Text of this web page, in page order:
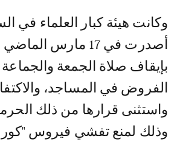
وكانت هيئة كبار العلماء في
أصدرت في 17 مارس
بإيقاف صلاة الجمعة
الفروض في المساجد،
واستثنى قرارها من ذلك
وذلك لمنع تفشي فيروس